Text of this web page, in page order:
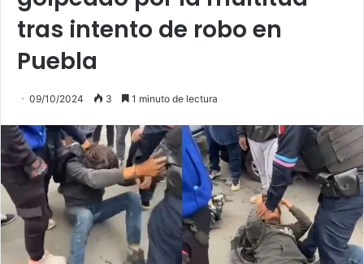
tras intento de robo en
Puebla
09/10/2024 3 1 minuto de lectura